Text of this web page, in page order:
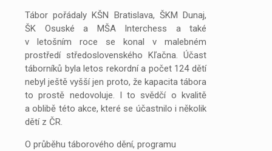
Tábor pořádaly KŠN Bratislava, ŠKM Dunaj,
ŠK Osuské a MŠA Interchess a také
v letošním roce se konal v malebném
prostředí středoslovenského Kľačna. Účast
táborníků byla letos rekordní a počet 124 dětí
nebyl ještě vyšší jen proto, že kapacita tábora
to prostě nedovoluje. I to svědčí o kvalitě
a oblibě této akce, které se účastnilo i několik
dětí z ČR.
O průběhu táborového dění, programu